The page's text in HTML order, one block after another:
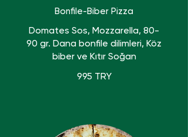
Bonfile-Biber Pizza
Domates Sos, Mozzarella, 80-
90 gr. Dana bonfile dilimleri, Köz
biber ve Kıtır Soğan
995 TRY